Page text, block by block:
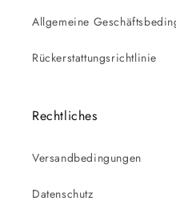
Allgemeine
Rückerstattungsrichtlinie
Rechtliches
Versandbedingungen
Datenschutz